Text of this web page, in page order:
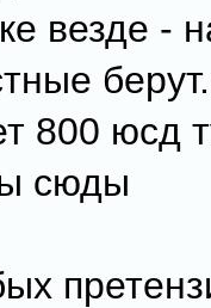
везде -
800 юсд
сюды